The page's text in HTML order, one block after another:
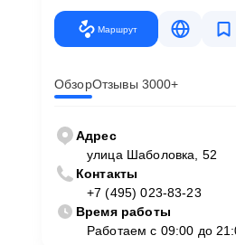
Маршрут
ОбзорОтзывы 3000+
Адрес
улица Шаболовка, 52
Контакты
+7 (495) 023-83-23
Время работы
Работаем с 09:00 до